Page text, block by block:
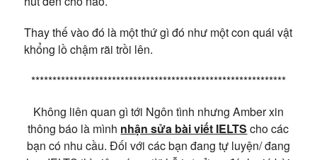
Thay thế vào đó là một thứ gì đó như một con quái vật
khổng lồ chậm rãi trồi lên.
************************************************************
Không liên quan gì tới Ngôn tình nhưng Amber xin
thông báo là mình nhận sửa bài viết IELTS cho các
bạn có nhu cầu. Đối với các bạn đang tự luyện/ đang